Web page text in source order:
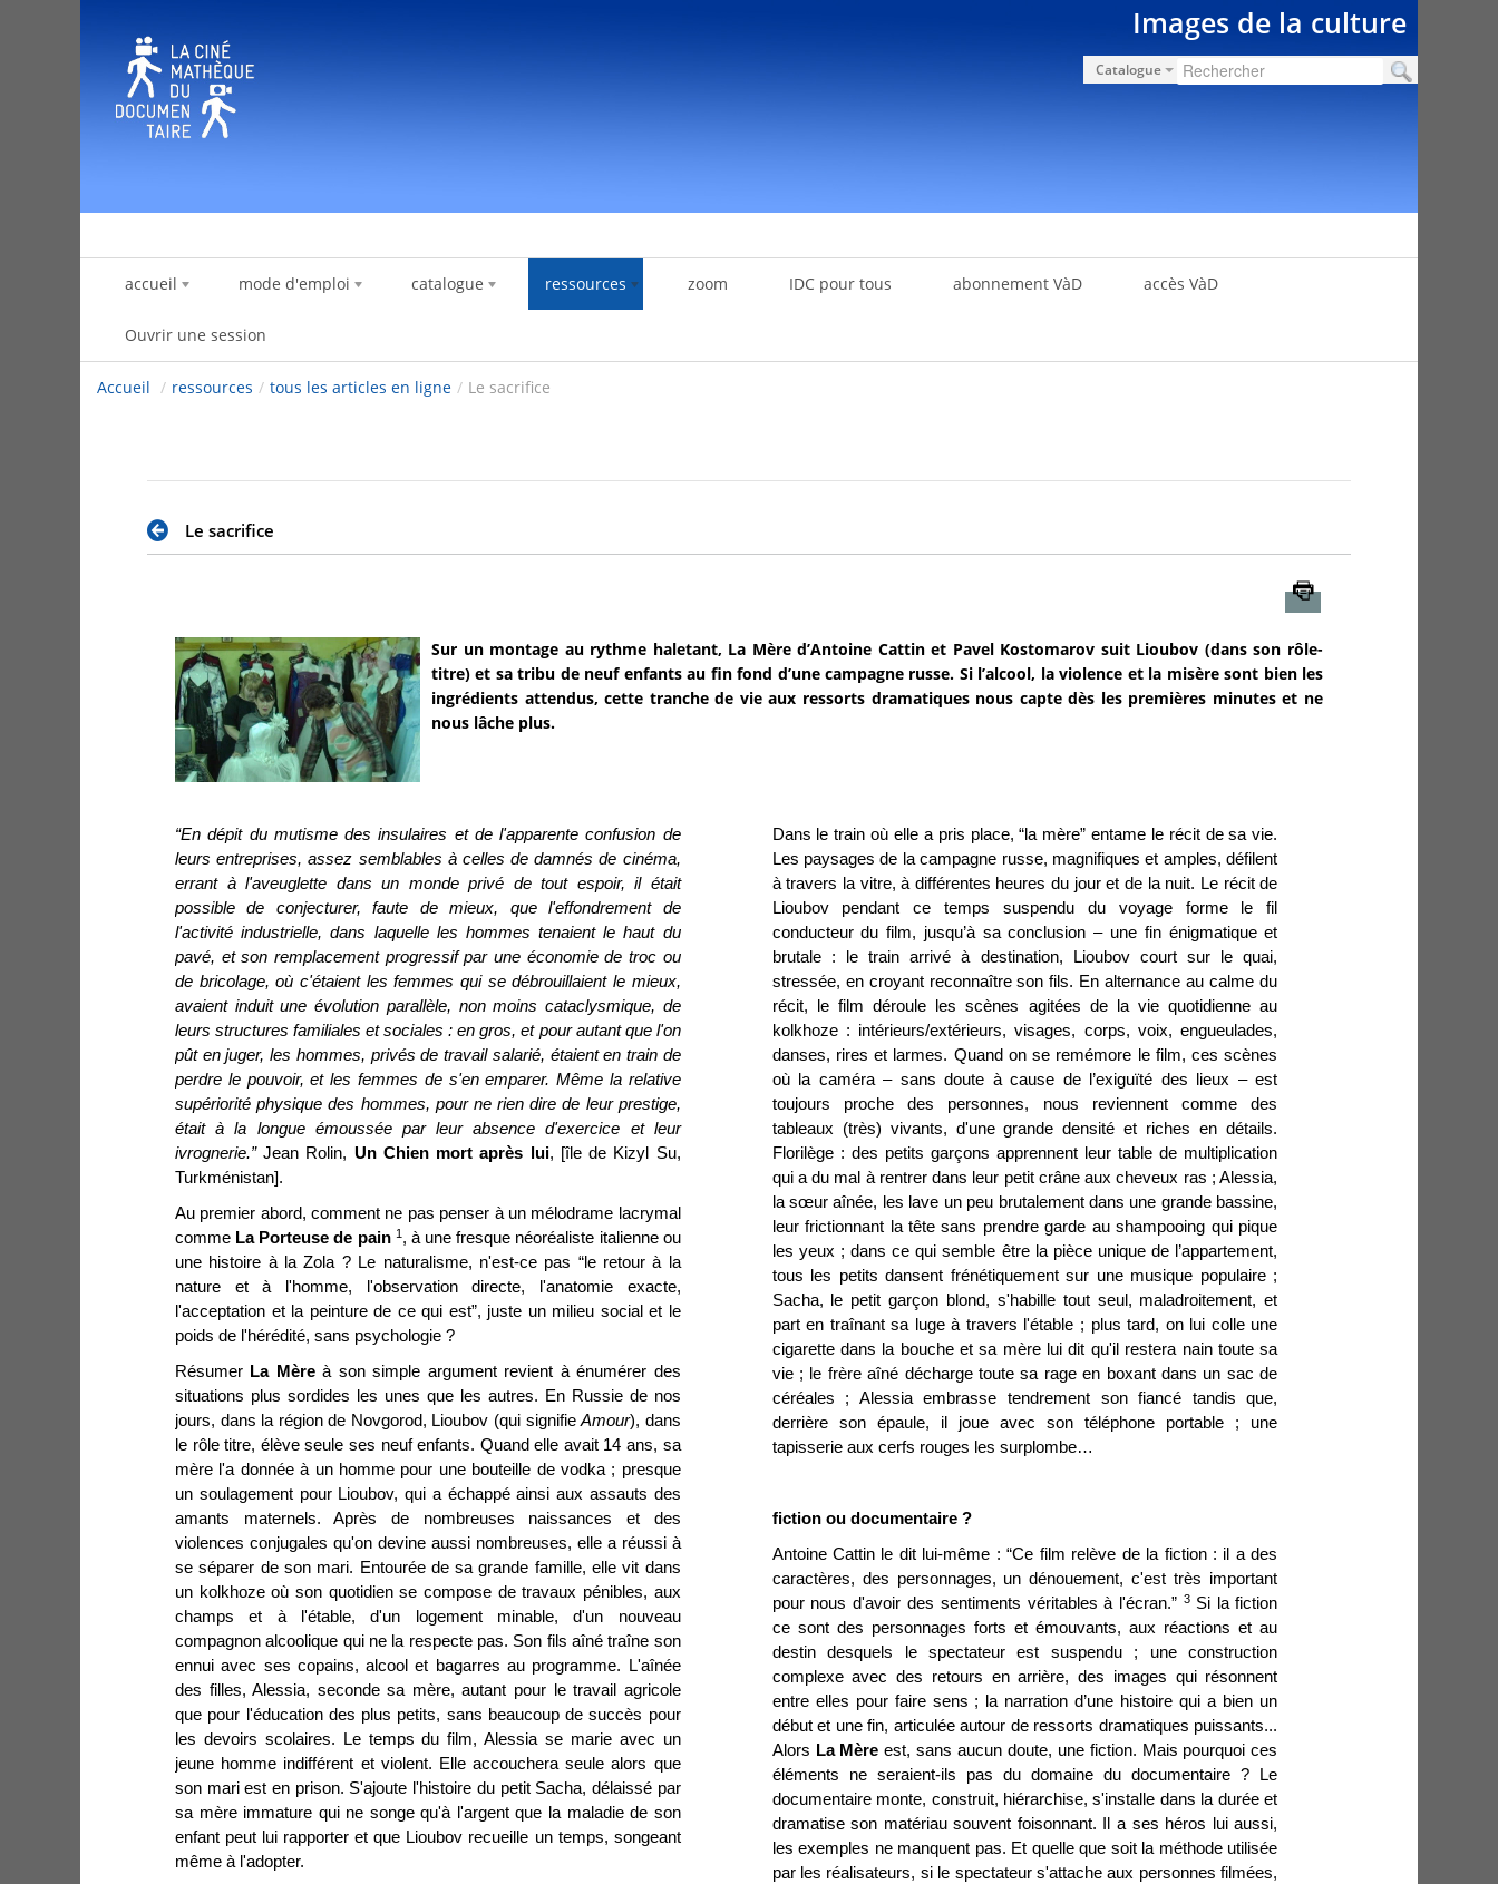
Images de la culture
Catalogue
accueil mode d'emploi catalogue ressources zoom IDC pour tous abonnement VàD accès VàD
Ouvrir une session
Accueil / ressources / tous les articles en ligne / Le sacrifice
Le sacrifice
Sur un montage au rythme haletant, La Mère d’Antoine Cattin et Pavel Kostomarov suit Lioubov (dans son rôle-
titre) et sa tribu de neuf enfants au fin fond d’une campagne russe. Si l’alcool, la violence et la misère sont bien les
ingrédients attendus, cette tranche de vie aux ressorts dramatiques nous capte dès les premières minutes et ne
nous lâche plus.
“En dépit du mutisme des insulaires et de l'apparente confusion de
leurs entreprises, assez semblables à celles de damnés de cinéma,
errant à l'aveuglette dans un monde privé de tout espoir, il était
possible de conjecturer, faute de mieux, que l'effondrement de
l'activité industrielle, dans laquelle les hommes tenaient le haut du
pavé, et son remplacement progressif par une économie de troc ou
de bricolage, où c'étaient les femmes qui se débrouillaient le mieux,
avaient induit une évolution parallèle, non moins cataclysmique, de
leurs structures familiales et sociales : en gros, et pour autant que l'on
pût en juger, les hommes, privés de travail salarié, étaient en train de
perdre le pouvoir, et les femmes de s'en emparer. Même la relative
supériorité physique des hommes, pour ne rien dire de leur prestige,
était à la longue émoussée par leur absence d'exercice et leur
ivrognerie.”Jean Rolin, Un Chien mort après lui, [île de Kizyl Su,
Turkménistan].
Au premier abord, comment ne pas penser à un mélodrame lacrymal
comme La Porteuse de pain 1, à une fresque néoréaliste italienne ou
une histoire à la Zola ? Le naturalisme, n'est-ce pas “le retour à la
nature et à l'homme, l'observation directe, l'anatomie exacte,
l'acceptation et la peinture de ce qui est”, juste un milieu social et le
poids de l'hérédité, sans psychologie ?
Résumer La Mèreà son simple argument revient à énumérer des
situations plus sordides les unes que les autres. En Russie de nos
jours, dans la région de Novgorod, Lioubov (qui signifieAmour), dans
le rôle titre, élève seule ses neuf enfants. Quand elle avait 14 ans, sa
mère l'a donnée à un homme pour une bouteille de vodka ; presque
un soulagement pour Lioubov, qui a échappé ainsi aux assauts des
amants maternels. Après de nombreuses naissances et des
violences conjugales qu'on devine aussi nombreuses, elle a réussi à
se séparer de son mari. Entourée de sa grande famille, elle vit dans
un kolkhoze où son quotidien se compose de travaux pénibles, aux
champs et à l'étable, d'un logement minable, d'un nouveau
compagnon alcoolique qui ne la respecte pas. Son fils aîné traîne son
ennui avec ses copains, alcool et bagarres au programme. L'aînée
des filles, Alessia, seconde sa mère, autant pour le travail agricole
que pour l'éducation des plus petits, sans beaucoup de succès pour
les devoirs scolaires. Le temps du film, Alessia se marie avec un
jeune homme indifférent et violent. Elle accouchera seule alors que
son mari est en prison. S'ajoute l'histoire du petit Sacha, délaissé par
sa mère immature qui ne songe qu'à l'argent que la maladie de son
enfant peut lui rapporter et que Lioubov recueille un temps, songeant
même à l'adopter.
Dans le train où elle a pris place, “la mère” entame le récit de sa vie.
Les paysages de la campagne russe, magnifiques et amples, défilent
à travers la vitre, à différentes heures du jour et de la nuit. Le récit de
Lioubov pendant ce temps suspendu du voyage forme le fil
conducteur du film, jusqu’à sa conclusion – une fin énigmatique et
brutale : le train arrivé à destination, Lioubov court sur le quai,
stressée, en croyant reconnaître son fils. En alternance au calme du
récit, le film déroule les scènes agitées de la vie quotidienne au
kolkhoze : intérieurs/extérieurs, visages, corps, voix, engueulades,
danses, rires et larmes. Quand on se remémore le film, ces scènes
où la caméra – sans doute à cause de l’exiguïté des lieux – est
toujours proche des personnes, nous reviennent comme des
tableaux (très) vivants, d'une grande densité et riches en détails.
Florilège : des petits garçons apprennent leur table de multiplication
qui a du mal à rentrer dans leur petit crâne aux cheveux ras ; Alessia,
la sœur aînée, les lave un peu brutalement dans une grande bassine,
leur frictionnant la tête sans prendre garde au shampooing qui pique
les yeux ; dans ce qui semble être la pièce unique de l’appartement,
tous les petits dansent frénétiquement sur une musique populaire ;
Sacha, le petit garçon blond, s'habille tout seul, maladroitement, et
part en traînant sa luge à travers l'étable ; plus tard, on lui colle une
cigarette dans la bouche et sa mère lui dit qu'il restera nain toute sa
vie ; le frère aîné décharge toute sa rage en boxant dans un sac de
céréales ; Alessia embrasse tendrement son fiancé tandis que,
derrière son épaule, il joue avec son téléphone portable ; une
tapisserie aux cerfs rouges les surplombe…
fiction ou documentaire ?
Antoine Cattin le dit lui-même : “Ce film relève de la fiction : il a des
caractères, des personnages, un dénouement, c'est très important
pour nous d'avoir des sentiments véritables à l'écran.” 3 Si la fiction
ce sont des personnages forts et émouvants, aux réactions et au
destin desquels le spectateur est suspendu ; une construction
complexe avec des retours en arrière, des images qui résonnent
entre elles pour faire sens ; la narration d’une histoire qui a bien un
début et une fin, articulée autour de ressorts dramatiques puissants...
Alors La Mère est, sans aucun doute, une fiction. Mais pourquoi ces
éléments ne seraient-ils pas du domaine du documentaire ? Le
documentaire monte, construit, hiérarchise, s'installe dans la durée et
dramatise son matériau souvent foisonnant. Il a ses héros lui aussi,
les exemples ne manquent pas. Et quelle que soit la méthode utilisée
par les réalisateurs, si le spectateur s'attache aux personnes filmées,